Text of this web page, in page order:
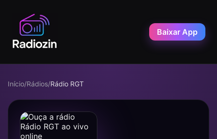
Baixar App
Início/Rádios/Rádio RGT